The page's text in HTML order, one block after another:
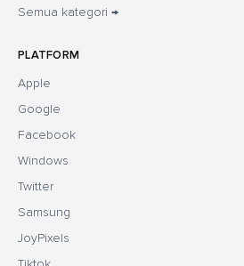
Semua kategori →
PLATFORM
Apple
Google
Facebook
Windows
Twitter
Samsung
JoyPixels